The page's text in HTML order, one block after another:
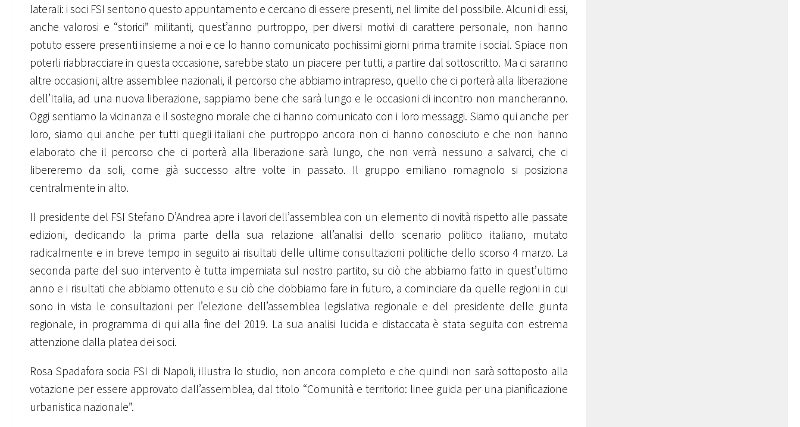
laterali: i soci FSI sentono questo appuntamento e cercano di essere presenti, nel limite del possibile. Alcuni di essi,
anche valorosi e “storici” militanti, quest’anno purtroppo, per diversi motivi di carattere personale, non hanno
potuto essere presenti insieme a noi e ce lo hanno comunicato pochissimi giorni prima tramite i social. Spiace non
poterli riabbracciare in questa occasione, sarebbe stato un piacere per tutti, a partire dal sottoscritto. Ma ci saranno
altre occasioni, altre assemblee nazionali, il percorso che abbiamo intrapreso, quello che ci porterà alla liberazione
dell’Italia, ad una nuova liberazione, sappiamo bene che sarà lungo e le occasioni di incontro non mancheranno.
Oggi sentiamo la vicinanza e il sostegno morale che ci hanno comunicato con i loro messaggi. Siamo qui anche per
loro, siamo qui anche per tutti quegli italiani che purtroppo ancora non ci hanno conosciuto e che non hanno
elaborato che il percorso che ci porterà alla liberazione sarà lungo, che non verrà nessuno a salvarci, che ci
libereremo da soli, come già successo altre volte in passato. Il gruppo emiliano romagnolo si posiziona
centralmente in alto.
Il presidente del FSI Stefano D’Andrea apre i lavori dell’assemblea con un elemento di novità rispetto alle passate
edizioni, dedicando la prima parte della sua relazione all’analisi dello scenario politico italiano, mutato
radicalmente e in breve tempo in seguito ai risultati delle ultime consultazioni politiche dello scorso 4 marzo. La
seconda parte del suo intervento è tutta imperniata sul nostro partito, su ciò che abbiamo fatto in quest’ultimo
anno e i risultati che abbiamo ottenuto e su ciò che dobbiamo fare in futuro, a cominciare da quelle regioni in cui
sono in vista le consultazioni per l’elezione dell’assemblea legislativa regionale e del presidente delle giunta
regionale, in programma di qui alla fine del 2019. La sua analisi lucida e distaccata è stata seguita con estrema
attenzione dalla platea dei soci.
Rosa Spadafora socia FSI di Napoli, illustra lo studio, non ancora completo e che quindi non sarà sottoposto alla
votazione per essere approvato dall’assemblea, dal titolo “Comunità e territorio: linee guida per una pianificazione
urbanistica nazionale”.